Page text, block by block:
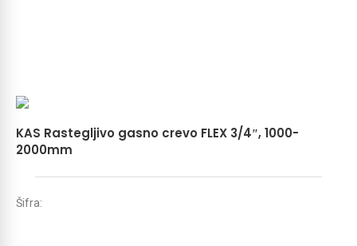
KAS Rastegljivo gasno crevo FLEX 3/4″, 1000-
2000mm
Šifra: